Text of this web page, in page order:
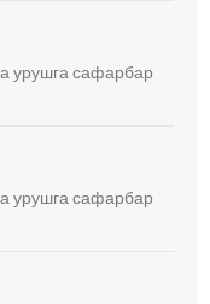
урушга сафарбар
урушга сафарбар